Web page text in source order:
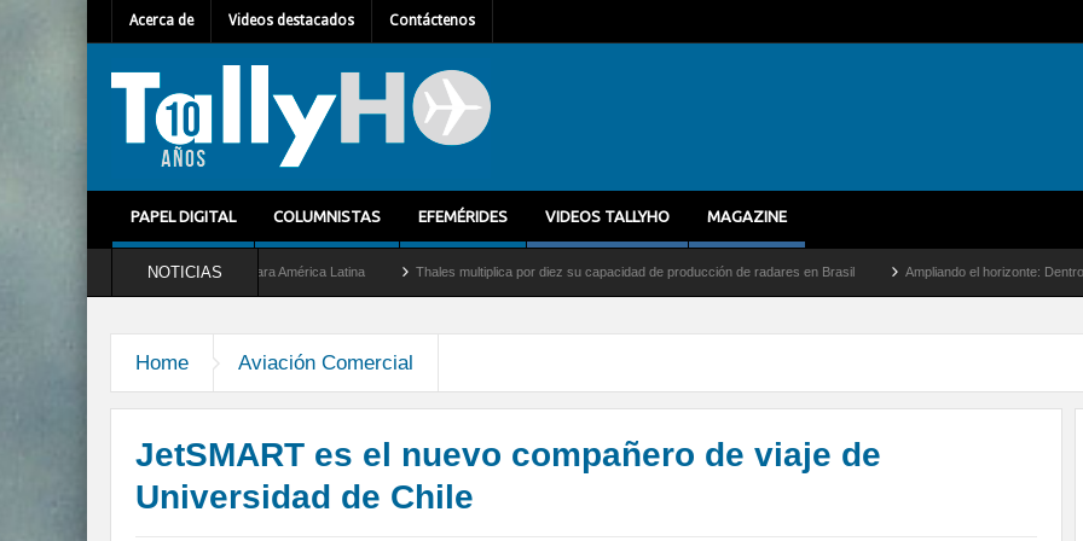
Acerca de Videos destacados Contáctenos
PAPEL DIGITAL COLUMNISTAS EFEMÉRIDES VIDEOS TALLYHO MAGAZINE
NOTICIAS
nuevo Director General para América Latina Thales multiplica por diez su capacidad de producción de radares en Brasil Ampliando el horizonte: Dentro del vuelo de
Home Aviación Comercial
JetSMART es el nuevo compañero de viaje de
Universidad de Chile